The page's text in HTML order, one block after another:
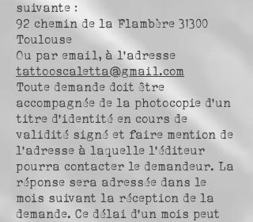
suivante :
92 chemin de la Flambère 31300
Toulouse
Ou par email, à l’adresse
tattooscaletta@gmail.com
Toute demande doit être
accompagnée de la photocopie d’un
titre d’identité en cours de
validité signé et faire mention de
l’adresse à laquelle l’éditeur
pourra contacter le demandeur. La
réponse sera adressée dans le
mois suivant la réception de la
demande. Ce délai d’un mois peut